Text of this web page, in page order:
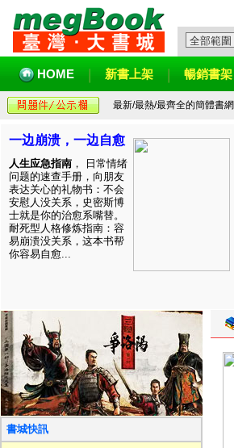
HOME 新書上架 暢銷書架
最新/最熱/最齊全的簡體書網
一边崩溃，一边自愈
人生应急指南 ， 日常情绪
问题的速查手册，向朋友
表达关心的礼物书：不会
安慰人没关系，史密斯博
士就是你的治愈系嘴替。
耐死型人格修炼指南：容
易崩溃没关系，这本书帮
你容易自愈...
書城快訊